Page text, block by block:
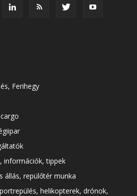
Ferihegy
információk, tippek
állás, repülőtér munka
helikopterek, drónok,